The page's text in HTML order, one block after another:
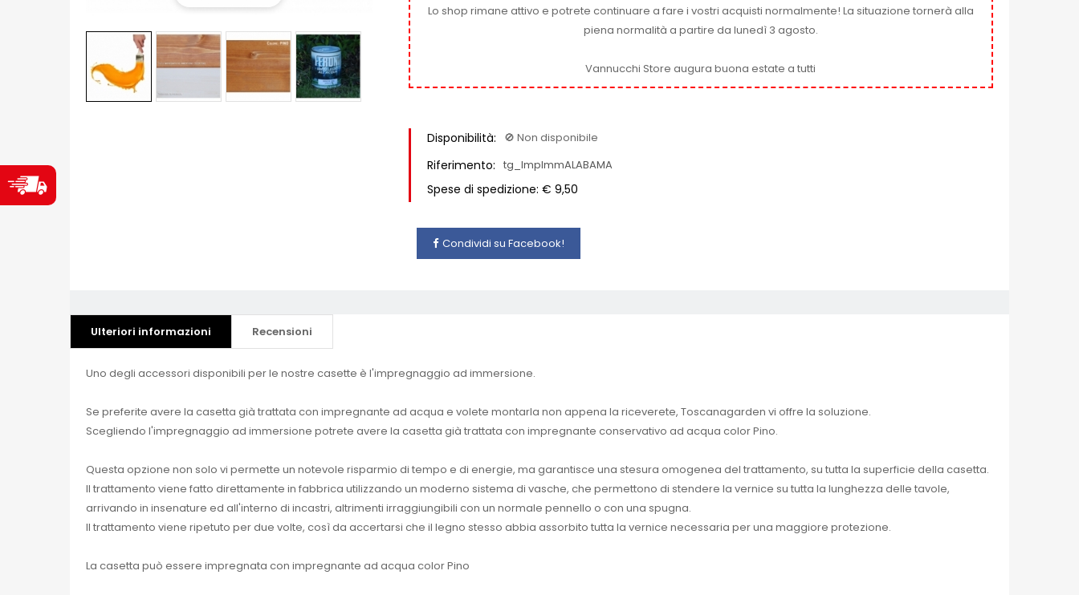
Lo shop rimane attivo e potrete continuare a fare i vostri acquisti normalmente! La situazione tornerà alla
piena normalità a partire da lunedì 3 agosto.
Vannucchi Store augura buona estate a tutti
Disponibilità: 🚫​ Non disponibile
Riferimento: tg_ImpImmALABAMA
Spese di spedizione: € 9,50
Condividi su Facebook!
Ulteriori informazioni Recensioni
Uno degli accessori disponibili per le nostre casette è l'impregnaggio ad immersione.
Se preferite avere la casetta già trattata con impregnante ad acqua e volete montarla non appena la riceverete, Toscanagarden vi offre la soluzione.
Scegliendo l'impregnaggio ad immersione potrete avere la casetta già trattata con impregnante conservativo ad acqua color Pino.
Questa opzione non solo vi permette un notevole risparmio di tempo e di energie, ma garantisce una stesura omogenea del trattamento, su tutta la superficie della casetta.
Il trattamento viene fatto direttamente in fabbrica utilizzando un moderno sistema di vasche, che permettono di stendere la vernice su tutta la lunghezza delle tavole,
arrivando in insenature ed all'interno di incastri, altrimenti irraggiungibili con un normale pennello o con una spugna.
Il trattamento viene ripetuto per due volte, così da accertarsi che il legno stesso abbia assorbito tutta la vernice necessaria per una maggiore protezione.
La casetta può essere impregnata con impregnante ad acqua color Pino